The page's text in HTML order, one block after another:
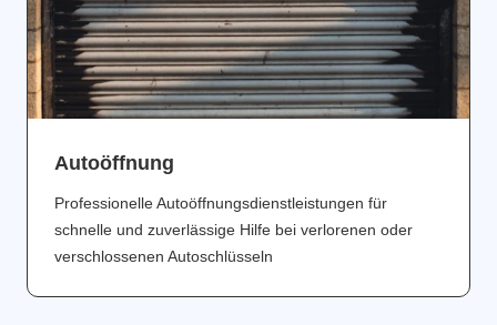
Аutoöffnung
Professionelle Autoöffnungsdienstleistungen für
schnelle und zuverlässige Hilfe bei verlorenen oder
verschlossenen Autoschlüsseln